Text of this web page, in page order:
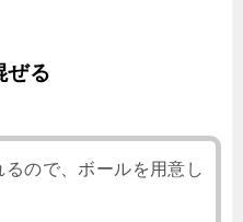
ぜる
ので、ボールを用意し